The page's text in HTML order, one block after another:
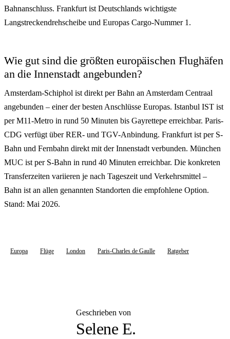
Bahnanschluss. Frankfurt ist Deutschlands wichtigste
Langstreckendrehscheibe und Europas Cargo-Nummer 1.
Wie gut sind die größten europäischen Flughäfen
an die Innenstadt angebunden?
Amsterdam-Schiphol ist direkt per Bahn an Amsterdam Centraal
angebunden – einer der besten Anschlüsse Europas. Istanbul IST ist
per M11-Metro in rund 50 Minuten bis Gayrettepe erreichbar. Paris-
CDG verfügt über RER- und TGV-Anbindung. Frankfurt ist per S-
Bahn und Fernbahn direkt mit der Innenstadt verbunden. München
MUC ist per S-Bahn in rund 40 Minuten erreichbar. Die konkreten
Transferzeiten variieren je nach Tageszeit und Verkehrsmittel –
Bahn ist an allen genannten Standorten die empfohlene Option.
Stand: Mai 2026.
Europa Flüge London Paris-Charles de Gaulle Ratgeber
Geschrieben von
Selene E.